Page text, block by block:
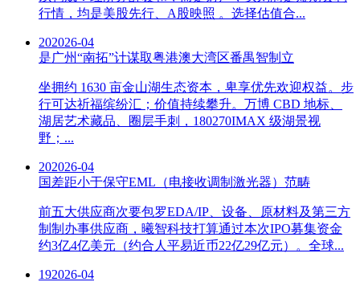
行情，均是美股先行、A股映照 。选择估值合...
202026-04
是广州“南拓”计谋取粤港澳大湾区番禺智制立
坐拥约 1630 亩金山湖生态资本，卑享优先欢迎权益。步
行可达祈福缤纷汇；价值持续攀升。万博 CBD 地标、
湖居艺术藏品、圈层手刺，180270IMAX 级湖景视
野；...
202026-04
国差距小于保守EML（电接收调制激光器）范畴
前五大供应商次要包罗EDA/IP、设备、原材料及第三方
制制办事供应商，曦智科技打算通过本次IPO募集资金
约3亿4亿美元（约合人平易近币22亿29亿元）。全球...
192026-04